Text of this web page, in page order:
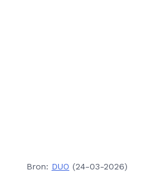
Bron: DUO (24-03-2026)